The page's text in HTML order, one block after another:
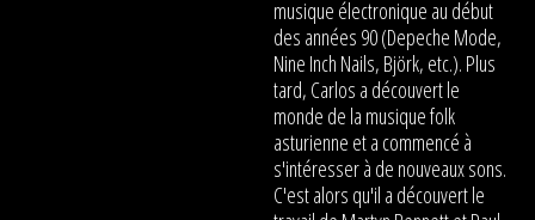
musique électronique au début
des années 90 (Depeche Mode,
Nine Inch Nails, Björk, etc.). Plus
tard, Carlos a découvert le
monde de la musique folk
asturienne et a commencé à
s'intéresser à de nouveaux sons.
C'est alors qu'il a découvert le